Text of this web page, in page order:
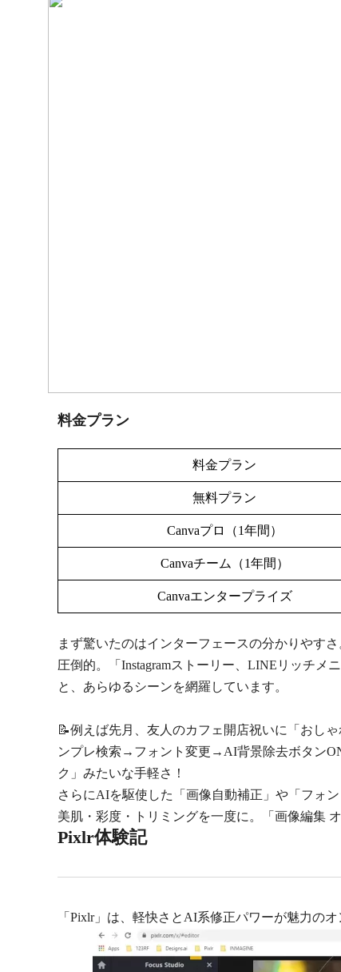
料金プラン
料金プラン
無料プラン
Canvaプロ（1年間）
Canvaチーム（1年間）
Canvaエンタープライズ
まず驚いたのはインターフェースの分かりやす
圧倒的。「Instagramストーリー、LINEリッチメ
と、あらゆるシーンを網羅しています。
📝例えば先月、友人のカフェ開店祝いに「おし
ンプレ検索→フォント変更→AI背景除去ボタン
ク」みたいな手軽さ！
さらにAIを駆使した「画像自動補正」や「フォ
美肌・彩度・トリミングを一度に。「画像編集
Pixlr体験記
「Pixlr」は、軽快さとAI系修正パワーが魅力の